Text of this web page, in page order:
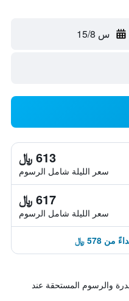
س 15/8
613 ﷼
سعر الليلة شامل الرسوم
617 ﷼
سعر الليلة شامل الرسوم
والرسوم المستحقة عند